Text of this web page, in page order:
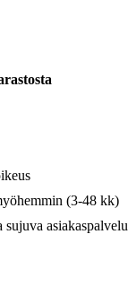
(3-48 kk)
asiakaspalvelu